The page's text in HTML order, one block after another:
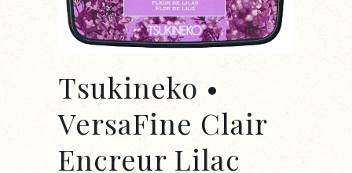
Tsukineko •
VersaFine Clair
Encreur Lilac